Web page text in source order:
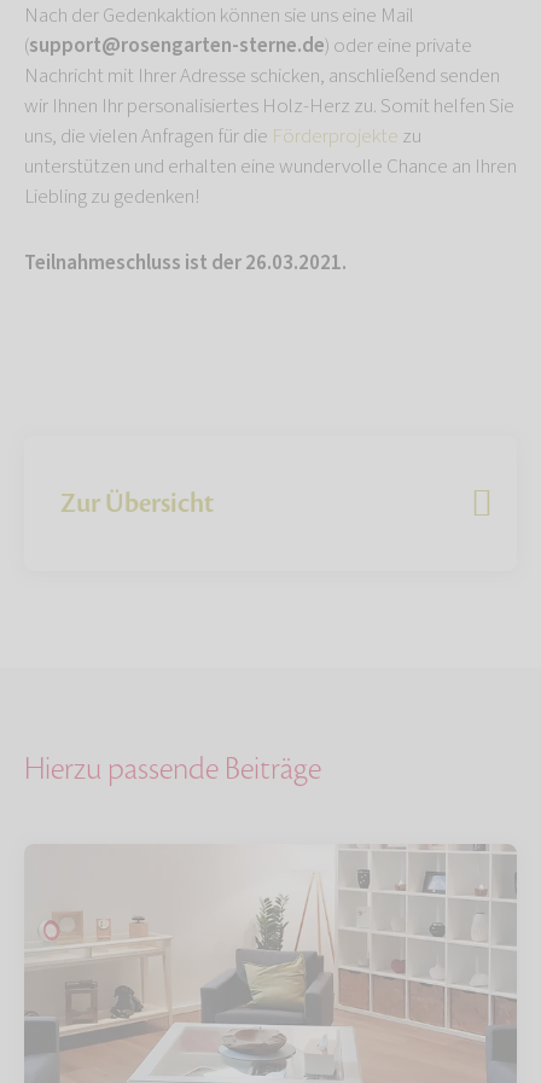
Nach der Gedenkaktion können sie uns eine Mail
(support@rosengarten-sterne.de) oder eine private
Nachricht mit Ihrer Adresse schicken, anschließend senden
wir Ihnen Ihr personalisiertes Holz-Herz zu. Somit helfen Sie
uns, die vielen Anfragen für die Förderprojekte zu
unterstützen und erhalten eine wundervolle Chance an Ihren
Liebling zu gedenken!
Teilnahmeschluss ist der 26.03.2021.
Zur Übersicht
Hierzu passende Beiträge